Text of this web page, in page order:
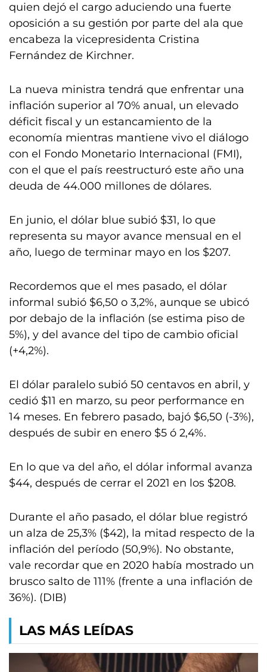
quien dejó el cargo aduciendo una fuerte
oposición a su gestión por parte del ala que
encabeza la vicepresidenta Cristina
Fernández de Kirchner.
La nueva ministra tendrá que enfrentar una
inflación superior al 70% anual, un elevado
déficit fiscal y un estancamiento de la
economía mientras mantiene vivo el diálogo
con el Fondo Monetario Internacional (FMI),
con el que el país reestructuró este año una
deuda de 44.000 millones de dólares.
En junio, el dólar blue subió $31, lo que
representa su mayor avance mensual en el
año, luego de terminar mayo en los $207.
Recordemos que el mes pasado, el dólar
informal subió $6,50 o 3,2%, aunque se ubicó
por debajo de la inflación (se estima piso de
5%), y del avance del tipo de cambio oficial
(+4,2%).
El dólar paralelo subió 50 centavos en abril, y
cedió $11 en marzo, su peor performance en
14 meses. En febrero pasado, bajó $6,50 (-3%),
después de subir en enero $5 ó 2,4%.
En lo que va del año, el dólar informal avanza
$44, después de cerrar el 2021 en los $208.
Durante el año pasado, el dólar blue registró
un alza de 25,3% ($42), la mitad respecto de la
inflación del período (50,9%). No obstante,
vale recordar que en 2020 había mostrado un
brusco salto de 111% (frente a una inflación de
36%). (DIB)
LAS MÁS LEÍDAS